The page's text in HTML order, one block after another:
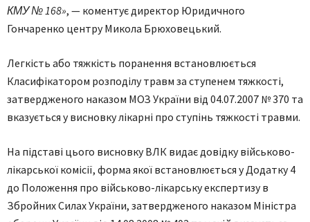
КМУ № 168», — коментує директор Юридичного
Гончаренко центру Микола Брюховецький.
Легкість або тяжкість поранення встановлюється
Класифікатором розподілу травм за ступенем тяжкості,
затвердженого наказом МОЗ України від 04.07.2007 № 370 та
вказується у висновку лікарні про ступінь тяжкості травми.
На підставі цього висновку ВЛК видає довідку військово-
лікарської комісії, форма якої встановлюється у Додатку 4
до Положення про військово-лікарську експертизу в
Збройних Силах України, затвердженого наказом Міністра